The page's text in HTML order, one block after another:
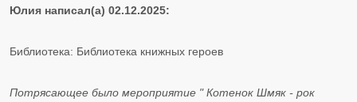
Юлия написал(а) 02.12.2025:
Библиотека: Библиотека книжных героев
Потрясающее было мероприятие " Котенок Шмяк - рок